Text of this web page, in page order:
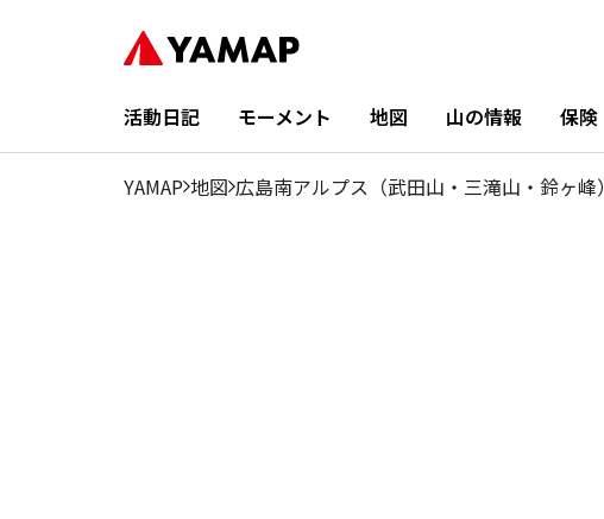
活動日記 モーメント 地図 山の情報 保険
YAMAP 地図 広島南アルプス（武田山・三滝山・鈴ヶ峰）